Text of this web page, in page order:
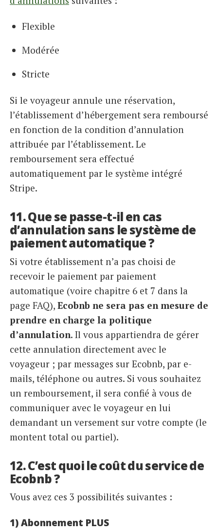
Flexible
Modérée
Stricte
Si le voyageur annule une réservation,
l’établissement d’hébergement sera remboursé
en fonction de la condition d’annulation
attribuée par l’établissement. Le
remboursement sera effectué
automatiquement par le système intégré
Stripe.
11. Que se passe-t-il en cas
d’annulation sans le système de
paiement automatique ?
Si votre établissement n’a pas choisi de
recevoir le paiement par paiement
automatique (voire chapitre 6 et 7 dans la
page FAQ), Ecobnb ne sera pas en mesure de
prendre en charge la politique
d’annulation. Il vous appartiendra de gérer
cette annulation directement avec le
voyageur ; par messages sur Ecobnb, par e-
mails, téléphone ou autres. Si vous souhaitez
un remboursement, il sera confié à vous de
communiquer avec le voyageur en lui
demandant un versement sur votre compte (le
montent total ou partiel).
12. C’est quoi le coût du service de
Ecobnb ?
Vous avez ces 3 possibilités suivantes :
1) Abonnement PLUS